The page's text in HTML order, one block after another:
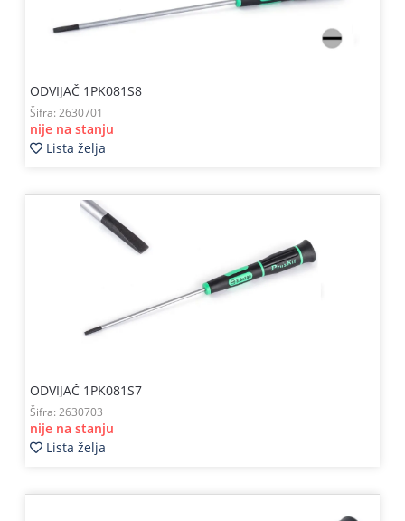
ODVIJAČ 1PK081S8
Šifra: 2630701
nije na stanju
Lista želja
ODVIJAČ 1PK081S7
Šifra: 2630703
nije na stanju
Lista želja